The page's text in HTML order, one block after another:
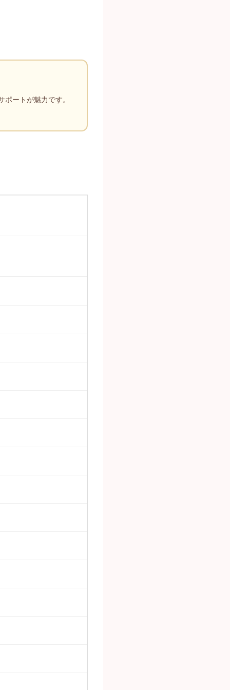
ートが魅力です。